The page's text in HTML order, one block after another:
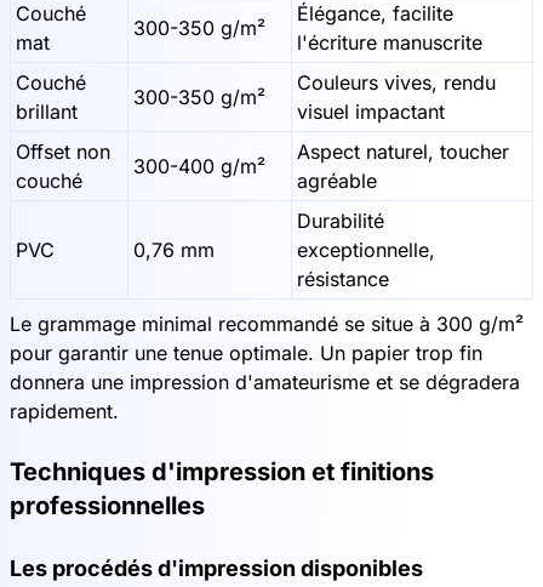
Couché
mat
300-350 g/m²
Élégance, facilite
l'écriture manuscrite
Couché
brillant
300-350 g/m²
Couleurs vives, rendu
visuel impactant
Offset non
couché
300-400 g/m²
Aspect naturel, toucher
agréable
PVC 0,76 mm
Durabilité
exceptionnelle,
résistance
Le grammage minimal recommandé se situe à 300 g/m²
pour garantir une tenue optimale. Un papier trop fin
donnera une impression d'amateurisme et se dégradera
rapidement.
Techniques d'impression et finitions
professionnelles
Les procédés d'impression disponibles